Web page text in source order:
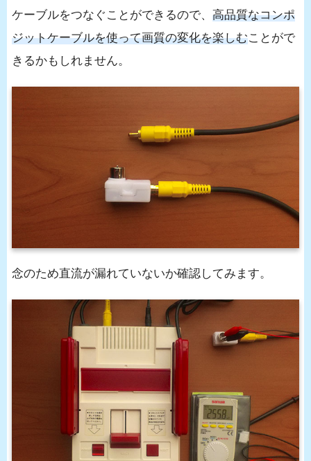
ケーブルをつなぐことができるので、 高品質なコンポ
ジットケーブルを使って画質の変化を楽しむことがで
きるかもしれません。
念のため直流が漏れていないか確認してみます。